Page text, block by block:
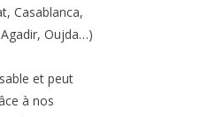
Casablanca,
Oujda…)
et peut
à nos